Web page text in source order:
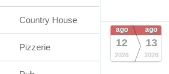
ago
12
2026
ago
13
2026
Country House
Pizzerie